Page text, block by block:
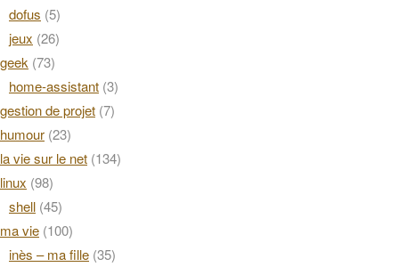
dofus (5)
jeux (26)
geek (73)
home-assistant (3)
gestion de projet (7)
humour (23)
la vie sur le net (134)
linux (98)
shell (45)
ma vie (100)
inès – ma fille (35)